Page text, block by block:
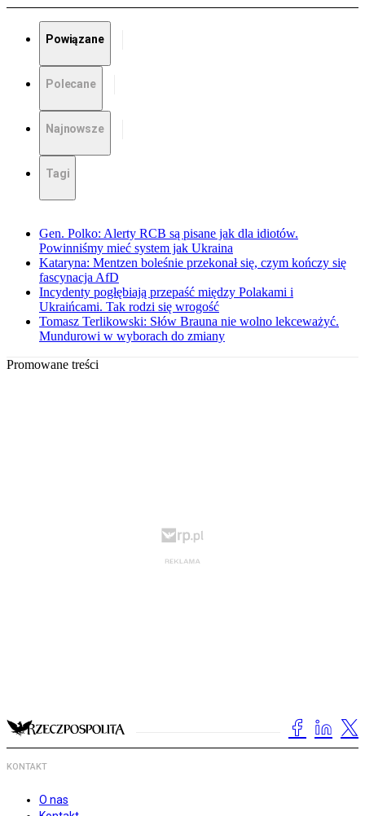
Powiązane
Polecane
Najnowsze
Tagi
Gen. Polko: Alerty RCB są pisane jak dla idiotów.
Powinniśmy mieć system jak Ukraina
Kataryna: Mentzen boleśnie przekonał się, czym kończy się
fascynacja AfD
Incydenty pogłębiają przepaść między Polakami i
Ukraińcami. Tak rodzi się wrogość
Tomasz Terlikowski: Słów Brauna nie wolno lekceważyć.
Mundurowi w wyborach do zmiany
Promowane treści
KONTAKT
O nas